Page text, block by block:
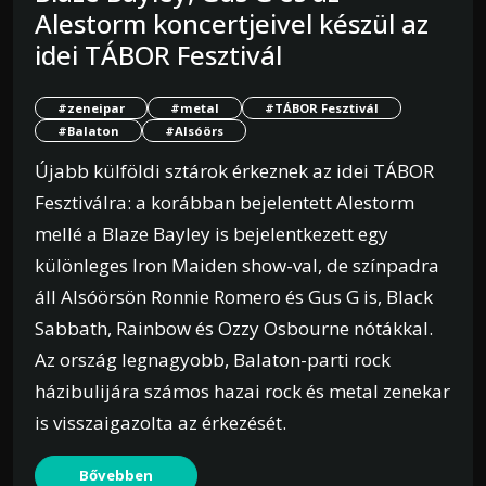
Alestorm koncertjeivel készül az
idei TÁBOR Fesztivál
#zeneipar #metal
#TÁBOR Fesztivál
#Balaton
#Alsóörs
Újabb külföldi sztárok érkeznek az idei TÁBOR
Fesztiválra: a korábban bejelentett Alestorm
mellé a Blaze Bayley is bejelentkezett egy
különleges Iron Maiden show-val, de színpadra
áll Alsóörsön Ronnie Romero és Gus G is, Black
Sabbath, Rainbow és Ozzy Osbourne nótákkal.
Az ország legnagyobb, Balaton-parti rock
házibulijára számos hazai rock és metal zenekar
is visszaigazolta az érkezését.
Bővebben